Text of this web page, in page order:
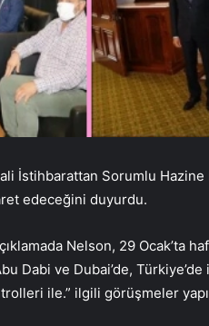
İstihbarattan Sorumlu Hazine
edeceğini duyurdu.
Nelson, 29 Ocak’ta
Dabi ve Dubai’de,
ile.” ilgili görüşmeler